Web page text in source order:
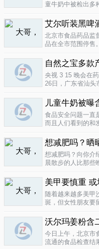
童牛奶中被检出多
慌。 每天一斤奶，
奶，还是添加剂？
艾尔听装黑啤
北京市食品药品监
品在全市范围停售
带集团北京蓝宝酒
不得检出的甜蜜素
自然之宝多款
央视 3 15 晚会在
26日，广东省汕头
已涉嫌构成生产销
安局依法查处。亿..
儿童牛奶被曝
食品安全问题一直
而且人们看到的和
中国家向发达国家
要为这种发展付出
想减肥吗？晒
想减肥吗？向你介
晨散步的人比那些
国研究人员让54名
器，记录他们在一
美甲要慎重
随着越来越多美甲
斑，但女性朋友要
美甲很受欢迎是因
甲过程中用以硬化
沃尔玛姜粉含
今日上午，北京市
流通的食品检查结